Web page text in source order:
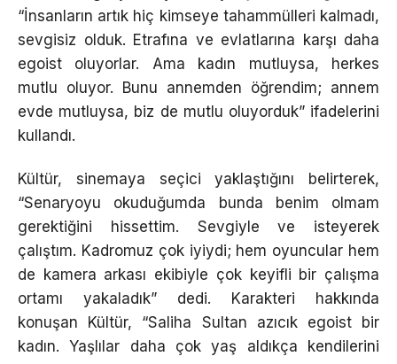
“İnsanların artık hiç kimseye tahammülleri kalmadı,
sevgisiz olduk. Etrafına ve evlatlarına karşı daha
egoist oluyorlar. Ama kadın mutluysa, herkes
mutlu oluyor. Bunu annemden öğrendim; annem
evde mutluysa, biz de mutlu oluyorduk” ifadelerini
kullandı.
Kültür, sinemaya seçici yaklaştığını belirterek,
“Senaryoyu okuduğumda bunda benim olmam
gerektiğini hissettim. Sevgiyle ve isteyerek
çalıştım. Kadromuz çok iyiydi; hem oyuncular hem
de kamera arkası ekibiyle çok keyifli bir çalışma
ortamı yakaladık” dedi. Karakteri hakkında
konuşan Kültür, “Saliha Sultan azıcık egoist bir
kadın. Yaşlılar daha çok yaş aldıkça kendilerini